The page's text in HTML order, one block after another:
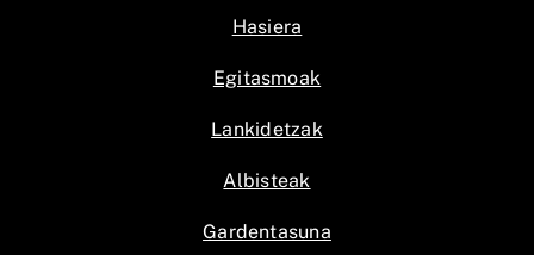
Hasiera
Egitasmoak
Lankidetzak
Albisteak
Gardentasuna